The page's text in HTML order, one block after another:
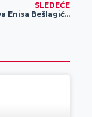
SLEDEĆE
Predstava Enisa Bešlagića „Da sam ja neko“ u Zrenjaninu